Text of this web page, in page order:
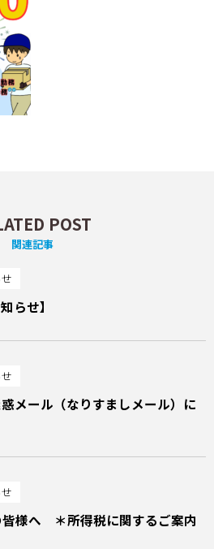
POST
関連記事
らせ】
メール（なりすましメール）に
皆様へ ＊所得税に関するご案内